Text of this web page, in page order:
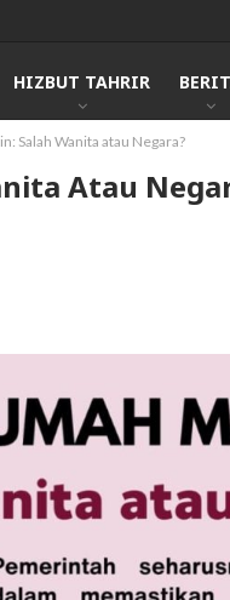
HIZBUT TAHRIR
Salah Wanita atau Negara?
Atau